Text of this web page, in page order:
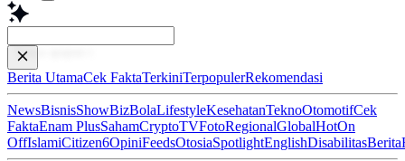
Baca lebi
Berita UtamaCek FaktaTerkiniTerpopulerRekomendasi
NewsBisnisShowBizBolaLifestyleKesehatanTeknoOtomotifCek
FaktaEnam PlusSahamCryptoTVFotoRegionalGlobalHotOn
OffIslamiCitizen6OpiniFeedsOtosiaSpotlightEnglishDisabilitasBerita